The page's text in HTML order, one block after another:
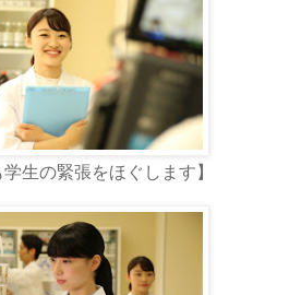
学生の緊張をほぐします】